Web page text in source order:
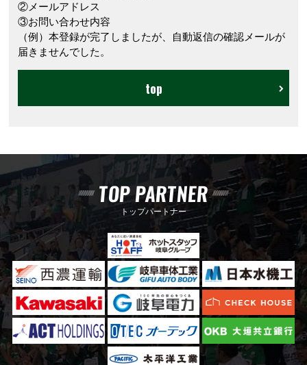
②メールアドレス
③お問い合わせ内容
（例）本登録が完了しましたが、自動返信の確認メールが
届きませんでした。
top
TOP PARTNER
トップパートナー